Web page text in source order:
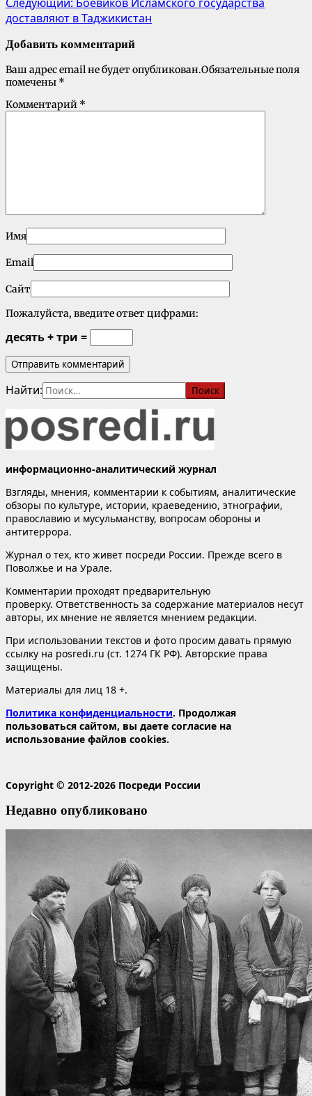
Следующий: Боевиков Исламского государства
доставляют в Таджикистан
Добавить комментарий
Ваш адрес email не будет опубликован.Обязательные поля
помечены *
Комментарий *
Имя
Email
Сайт
Пожалуйста, введите ответ цифрами:
десять + три =
Найти:
информационно-аналитический журнал
Взгляды, мнения, комментарии к событиям, аналитические
обзоры по культуре, истории, краеведению, этнографии,
православию и мусульманству, вопросам обороны и
антитеррора.
Журнал о тех, кто живет посреди России. Прежде всего в
Поволжье и на Урале.
Комментарии проходят предварительную
проверку. Ответственность за содержание материалов несут
авторы, их мнение не является мнением редакции.
При использовании текстов и фото просим давать прямую
ссылку на posredi.ru (ст. 1274 ГК РФ). Авторские права
защищены.
Материалы для лиц 18 +.
Политика конфиденциальности. Продолжая
пользоваться сайтом, вы даете согласие на
использование файлов cookies.
Copyright © 2012-2026 Посреди России
Недавно опубликовано